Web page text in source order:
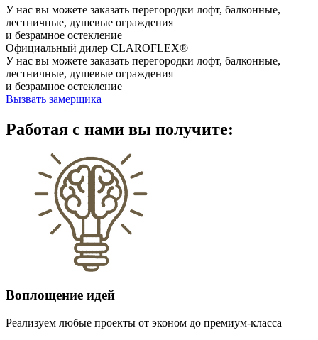
У нас вы можете заказать перегородки лофт, балконные,
лестничные, душевые ограждения
и безрамное остекление
Официальный дилер CLAROFLEX®
У нас вы можете заказать перегородки лофт, балконные,
лестничные, душевые ограждения
и безрамное остекление
Вызвать замерщика
Работая с нами вы получите:
Воплощение идей
Реализуем любые проекты от эконом до премиум-класса